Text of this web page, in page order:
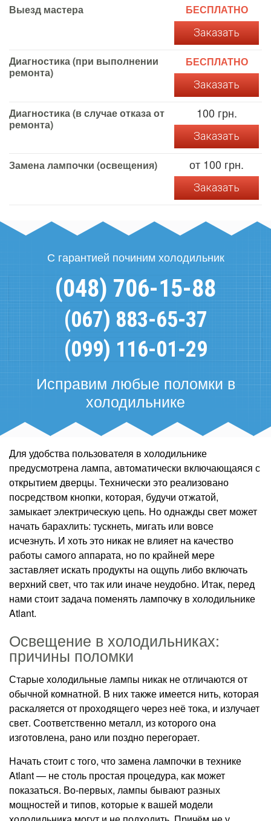
Выезд мастера БЕСПЛАТНО
Заказать
Диагностика (при выполнении
ремонта)
БЕСПЛАТНО
Заказать
Диагностика (в случае отказа от
ремонта)
100 грн.
Заказать
Замена лампочки (освещения) от 100 грн.
Заказать
С гарантией починим холодильник
(048) 706-15-88
(067) 883-65-37
(099) 116-01-29
Исправим любые поломки в
холодильнике
Для удобства пользователя в холодильнике
предусмотрена лампа, автоматически включающаяся с
открытием дверцы. Технически это реализовано
посредством кнопки, которая, будучи отжатой,
замыкает электрическую цепь. Но однажды свет может
начать барахлить: тускнеть, мигать или вовсе
исчезнуть. И хоть это никак не влияет на качество
работы самого аппарата, но по крайней мере
заставляет искать продукты на ощупь либо включать
верхний свет, что так или иначе неудобно. Итак, перед
нами стоит задача поменять лампочку в холодильнике
Atlant.
Освещение в холодильниках:
причины поломки
Старые холодильные лампы никак не отличаются от
обычной комнатной. В них также имеется нить, которая
раскаляется от проходящего через неё тока, и излучает
свет. Соответственно металл, из которого она
изготовлена, рано или поздно перегорает.
Начать стоит с того, что замена лампочки в технике
Atlant — не столь простая процедура, как может
показаться. Во-первых, лампы бывают разных
мощностей и типов, которые к вашей модели